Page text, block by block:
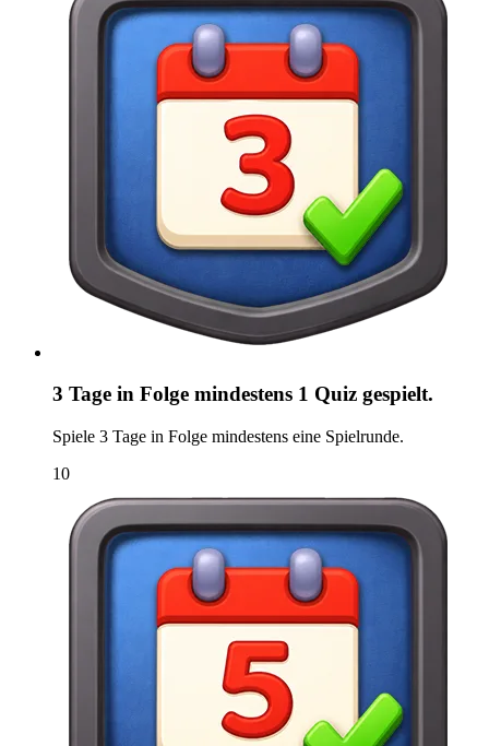
3 Tage in Folge mindestens 1 Quiz gespielt.
Spiele 3 Tage in Folge mindestens eine Spielrunde.
10